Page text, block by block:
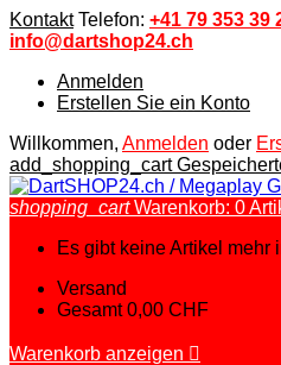
Kontakt Telefon: +41 79 353 39
info@dartshop24.ch
Anmelden
Erstellen Sie ein Konto
Willkommen, Anmelden oder
add_shopping_cart
shopping_cart Warenkorb: 0
Es gibt keine Artikel mehr
Versand
Gesamt 0,00 CHF
Warenkorb anzeigen 